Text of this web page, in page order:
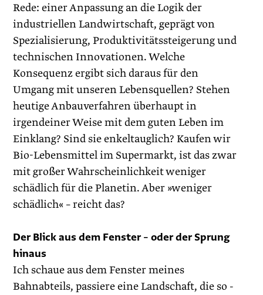
Rede: einer Anpassung an die Logik der
industriellen Landwirtschaft, geprägt von
Spezialisierung, Produktivitätssteigerung und
technischen Innovationen. Welche
Konsequenz ergibt sich daraus für den
Umgang mit unseren Lebensquellen? Stehen
heutige Anbauverfahren überhaupt in
irgendeiner Weise mit dem guten Leben im
Einklang? Sind sie enkeltauglich? Kaufen wir
Bio-Lebensmittel im Supermarkt, ist das zwar
mit großer Wahrscheinlichkeit weniger
schädlich für die Planetin. Aber »weniger
schädlich« – reicht das?
Der Blick aus dem Fenster – oder der Sprung
hinaus
Ich schaue aus dem Fenster meines
Bahnabteils, passiere eine Landschaft, die so ­